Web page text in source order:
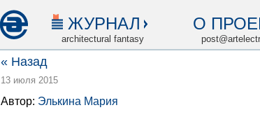
ЖУРНАЛ
architectural fantasy
О
« Назад
13 июля 2015
Автор: Элькина Мария